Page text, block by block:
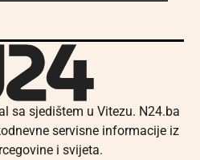
sa sjedištem u Vitezu. N24.ba
servisne informacije iz
i svijeta.